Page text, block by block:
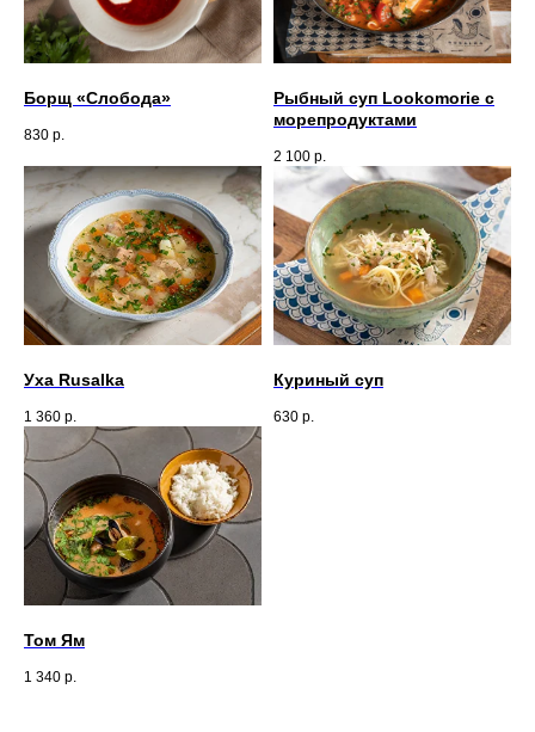
Борщ «Слобода»
830 р.
Рыбный суп Lookomorie с
морепродуктами
2 100 р.
Уха Rusalka
1 360 р.
Куриный суп
630 р.
Том Ям
1 340 р.